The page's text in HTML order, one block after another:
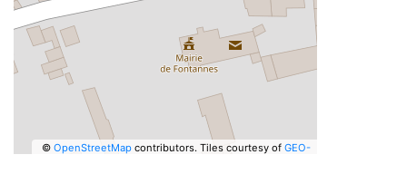
© OpenStreetMapcontributors. Tiles courtesy of GEO-